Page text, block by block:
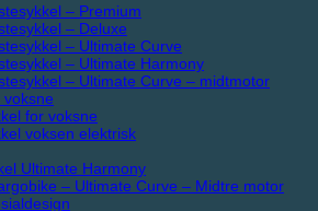
– Premium
– Deluxe
– Ultimate Curve
– Ultimate Harmony
– Ultimate Curve – midtmotor
voksne
for voksne
voksen elektrisk
Ultimate Harmony
– Ultimate Curve – Midtre motor